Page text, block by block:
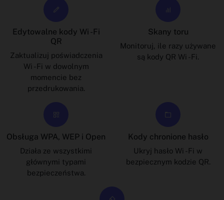
Edytowalne kody Wi -Fi
QR
Zaktualizuj poświadczenia
Wi -Fi w dowolnym
momencie bez
przedrukowania.
Skany toru
Monitoruj, ile razy używane
są kody QR Wi -Fi.
Obsługa WPA, WEP i Open
Działa ze wszystkimi
głównymi typami
bezpieczeństwa.
Kody chronione hasło
Ukryj hasło Wi -Fi w
bezpiecznym kodzie QR.